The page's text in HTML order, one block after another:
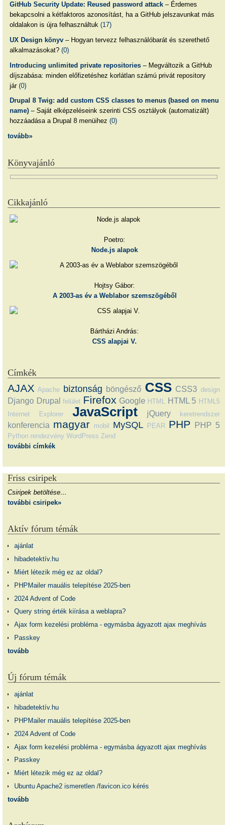
GitHub Security Update: Reused password attack– Érdemes
bekapcsolni a kétfaktoros azonosítást, ha a GitHub jelszavunkat más
oldalakon is újra felhasználtuk (17)
UX Design könyv– Hogyan tervezz felhasználóbarát és szerethető
alkalmazásokat? (0)
Introducing unlimited private repositories– Megváltozik a GitHub
díjszabása: minden előfizetéshez korlátlan számú privát repository
jár (0)
Drupal 8 Twig: add custom CSS classes to menus (based on menu
name)– Saját elképzeléseink szerinti CSS osztályok (automatizált)
hozzáadása a Drupal 8 menüihez (0)
tovább»
Könyvajánló
Cikkajánló
Poetro:
Node.js alapok
Hojtsy Gábor:
A 2003-as év a Weblabor szemszögéből
Bártházi András:
CSS alapjai V.
Címkék
AJAX Apache biztonság böngésző CSS CSS3 design
Django Drupal felület Firefox Google HTML HTML 5 HTML5
Internet Explorer
JavaScript jQuery keretrendszer
konferencia magyar mobil MySQL PEAR PHP PHP 5
Python rendezvény WordPress Zend
további címkék
Friss csiripek
Csiripek betöltése…
további csiripek»
Aktív fórum témák
ajánlat
hibadetektív.hu
Miért létezik még ez az oldal?
PHPMailer mauális telepítése 2025-ben
2024 Advent of Code
Query string érték kiírása a weblapra?
Ajax form kezelési probléma - egymásba ágyazott ajax meghívás
Passkey
tovább
Új fórum témák
ajánlat
hibadetektív.hu
PHPMailer mauális telepítése 2025-ben
2024 Advent of Code
Ajax form kezelési probléma - egymásba ágyazott ajax meghívás
Passkey
Miért létezik még ez az oldal?
Ubuntu Apache2 ismeretlen /favicon.ico kérés
tovább